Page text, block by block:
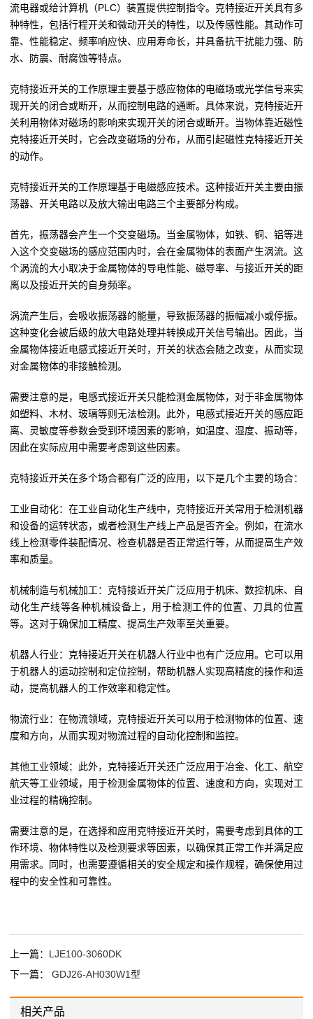
流电器或给计算机（PLC）装置提供控制指令。克特接近开关具有多
种特性，包括行程开关和微动开关的特性，以及传感性能。其动作可
靠、性能稳定、频率响应快、应用寿命长，并具备抗干扰能力强、防
水、防震、耐腐蚀等特点。
克特接近开关的工作原理主要基于感应物体的电磁场或光学信号来实
现开关的闭合或断开，从而控制电路的通断。具体来说，克特接近开
关利用物体对磁场的影响来实现开关的闭合或断开。当物体靠近磁性
克特接近开关时，它会改变磁场的分布，从而引起磁性克特接近开关
的动作。
克特接近开关的工作原理基于电磁感应技术。这种接近开关主要由振
荡器、开关电路以及放大输出电路三个主要部分构成。
首先，振荡器会产生一个交变磁场。当金属物体，如铁、铜、铝等进
入这个交变磁场的感应范围内时，会在金属物体的表面产生涡流。这
个涡流的大小取决于金属物体的导电性能、磁导率、与接近开关的距
离以及接近开关的自身频率。
涡流产生后，会吸收振荡器的能量，导致振荡器的振幅减小或停振。
这种变化会被后级的放大电路处理并转换成开关信号输出。因此，当
金属物体接近电感式接近开关时，开关的状态会随之改变，从而实现
对金属物体的非接触检测。
需要注意的是，电感式接近开关只能检测金属物体，对于非金属物体
如塑料、木材、玻璃等则无法检测。此外，电感式接近开关的感应距
离、灵敏度等参数会受到环境因素的影响，如温度、湿度、振动等，
因此在实际应用中需要考虑到这些因素。
克特接近开关在多个场合都有广泛的应用，以下是几个主要的场合：
工业自动化：在工业自动化生产线中，克特接近开关常用于检测机器
和设备的运转状态，或者检测生产线上产品是否齐全。例如，在流水
线上检测零件装配情况、检查机器是否正常运行等，从而提高生产效
率和质量。
机械制造与机械加工：克特接近开关广泛应用于机床、数控机床、自
动化生产线等各种机械设备上，用于检测工件的位置、刀具的位置
等。这对于确保加工精度、提高生产效率至关重要。
机器人行业：克特接近开关在机器人行业中也有广泛应用。它可以用
于机器人的运动控制和定位控制，帮助机器人实现高精度的操作和运
动，提高机器人的工作效率和稳定性。
物流行业：在物流领域，克特接近开关可以用于检测物体的位置、速
度和方向，从而实现对物流过程的自动化控制和监控。
其他工业领域：此外，克特接近开关还广泛应用于冶金、化工、航空
航天等工业领域，用于检测金属物体的位置、速度和方向，实现对工
业过程的精确控制。
需要注意的是，在选择和应用克特接近开关时，需要考虑到具体的工
作环境、物体特性以及检测要求等因素，以确保其正常工作并满足应
用需求。同时，也需要遵循相关的安全规定和操作规程，确保使用过
程中的安全性和可靠性。
上一篇： LJE100-3060DK
下一篇： GDJ26-AH030W1型
相关产品